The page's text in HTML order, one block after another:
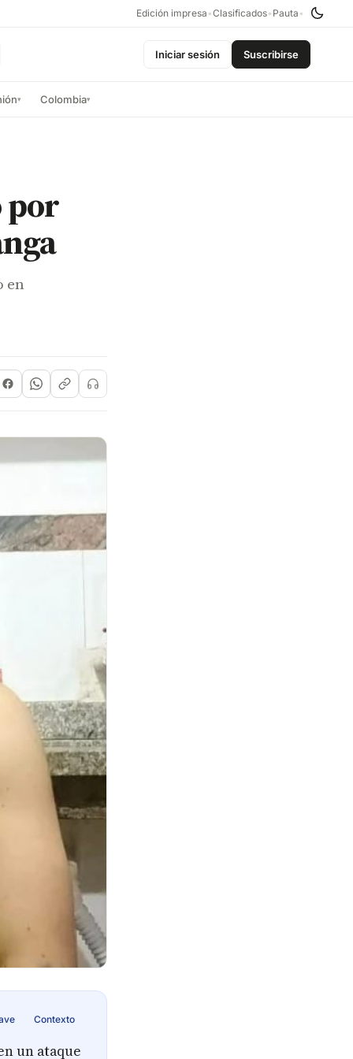
Edición impresa •Clasificados• Pauta •
Iniciar sesión Suscribirse
▾ Colombia▾
por
en
Contexto
un ataque